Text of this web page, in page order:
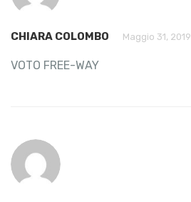
CHIARA COLOMBO Maggio 31, 2019
VOTO FREE-WAY